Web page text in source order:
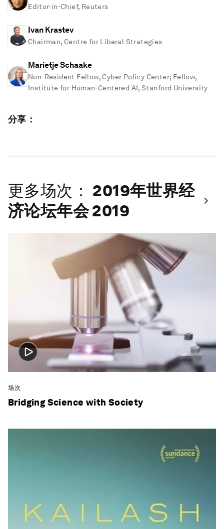
Editor-in-Chief, Reuters
Ivan Krastev
Chairman, Centre for Liberal Strategies
Marietje Schaake
Non-Resident Fellow, Cyber Policy Center; Fellow,
Institute for Human-Centered AI, Stanford University
分享：
更多场次： 2019年世界经
济论坛年会 2019
场次
Bridging Science with Society